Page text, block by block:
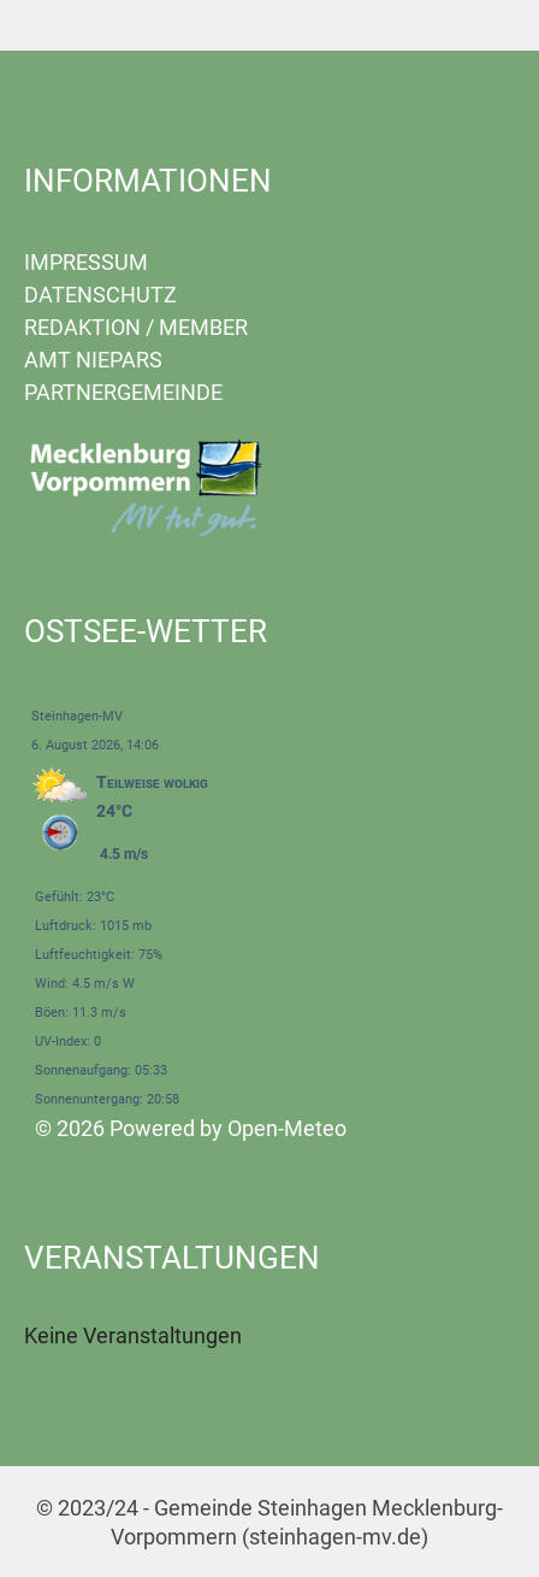
INFORMATIONEN
IMPRESSUM
DATENSCHUTZ
REDAKTION / MEMBER
AMT NIEPARS
PARTNERGEMEINDE
OSTSEE-WETTER
Steinhagen-MV
6. August 2026, 14:06
Teilweise wolkig
24°C
4.5 m/s
Gefühlt: 23°C
Luftdruck: 1015 mb
Luftfeuchtigkeit: 75%
Wind: 4.5 m/s W
Böen: 11.3 m/s
UV-Index: 0
Sonnenaufgang: 05:33
Sonnenuntergang: 20:58
© 2026 Powered by Open-Meteo
VERANSTALTUNGEN
Keine Veranstaltungen
© 2023/24 - Gemeinde Steinhagen Mecklenburg-
Vorpommern (steinhagen-mv.de)